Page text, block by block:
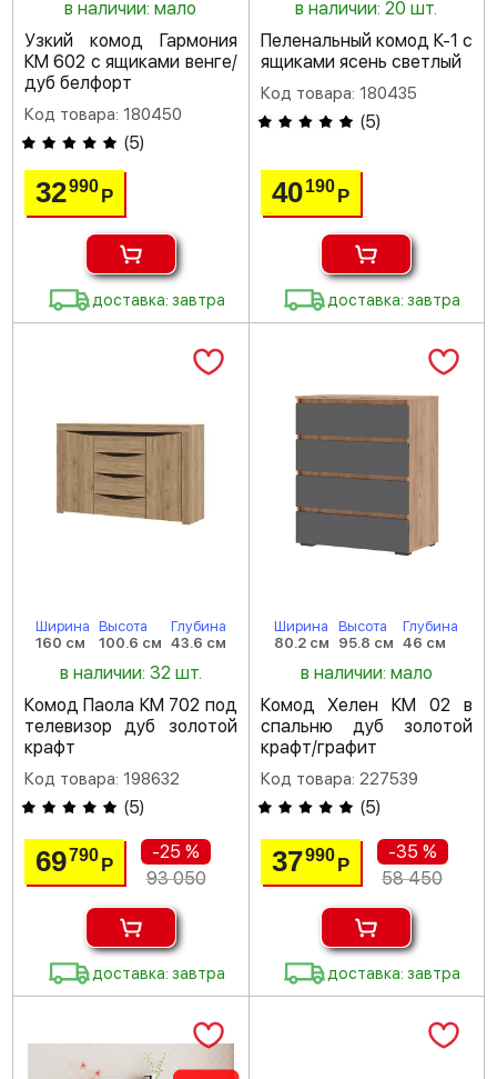
в наличии: мало
Узкий комод Гармония
КМ 602 с ящиками венге/
дуб белфорт
Код товара: 180450
(5)
32990Р
доставка: завтра
в наличии: 20 шт.
Пеленальный комод К-1 с
ящиками ясень светлый
Код товара: 180435
(5)
40 190 Р
доставка: завтра
Ширина
160 см
Высота
100.6 см
Глубина
43.6 см
в наличии: 32 шт.
Комод Паола КМ 702 под
телевизор дуб золотой
крафт
Код товара: 198632
(5)
69790Р
-25 %
93 050
доставка: завтра
Ширина
80.2 см
Высота
95.8 см
Глубина
46 см
в наличии: мало
Комод Хелен КМ 02 в
спальню дуб золотой
крафт/графит
Код товара: 227539
(5)
37990 Р
-35 %
58 450
доставка: завтра